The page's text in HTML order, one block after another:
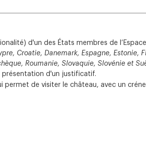
d'un des États membres de l’Espace
Croatie, Danemark, Espagne, Estonie,
Roumanie, Slovaquie, Slovénie et
présentation d'un justificatif.
permet de visiter le château, avec un